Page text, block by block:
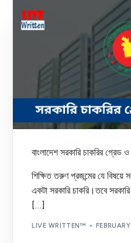
বাংলাদেশ সরকারি চাকরির
শিক্ষিত তরুণ প্রজন্মের যে
একটা সরকারি চাকরি।তবে
[…]
LIVE WRITTEN™